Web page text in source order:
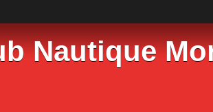
Nautique